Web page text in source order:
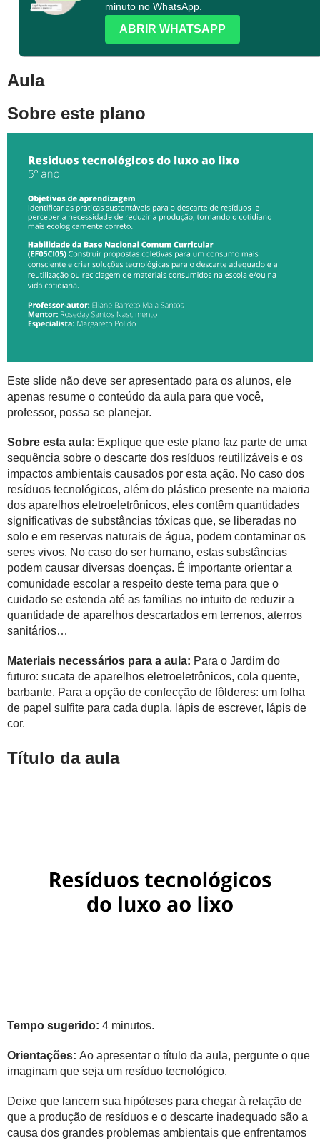
minuto no WhatsApp.
ABRIR WHATSAPP
Aula
Sobre este plano
Este slide não deve ser apresentado para os alunos, ele
apenas resume o conteúdo da aula para que você,
professor, possa se planejar.
Sobre esta aula: Explique que este plano faz parte de uma
sequência sobre o descarte dos resíduos reutilizáveis e os
impactos ambientais causados por esta ação. No caso dos
resíduos tecnológicos, além do plástico presente na maioria
dos aparelhos eletroeletrônicos, eles contêm quantidades
significativas de substâncias tóxicas que, se liberadas no
solo e em reservas naturais de água, podem contaminar os
seres vivos. No caso do ser humano, estas substâncias
podem causar diversas doenças. É importante orientar a
comunidade escolar a respeito deste tema para que o
cuidado se estenda até as famílias no intuito de reduzir a
quantidade de aparelhos descartados em terrenos, aterros
sanitários…
Materiais necessários para a aula: Para o Jardim do
futuro: sucata de aparelhos eletroeletrônicos, cola quente,
barbante. Para a opção de confecção de fôlderes: um folha
de papel sulfite para cada dupla, lápis de escrever, lápis de
cor.
Título da aula
Tempo sugerido: 4 minutos.
Orientações: Ao apresentar o título da aula, pergunte o que
imaginam que seja um resíduo tecnológico.
Deixe que lancem sua hipóteses para chegar à relação de
que a produção de resíduos e o descarte inadequado são a
causa dos grandes problemas ambientais que enfrentamos